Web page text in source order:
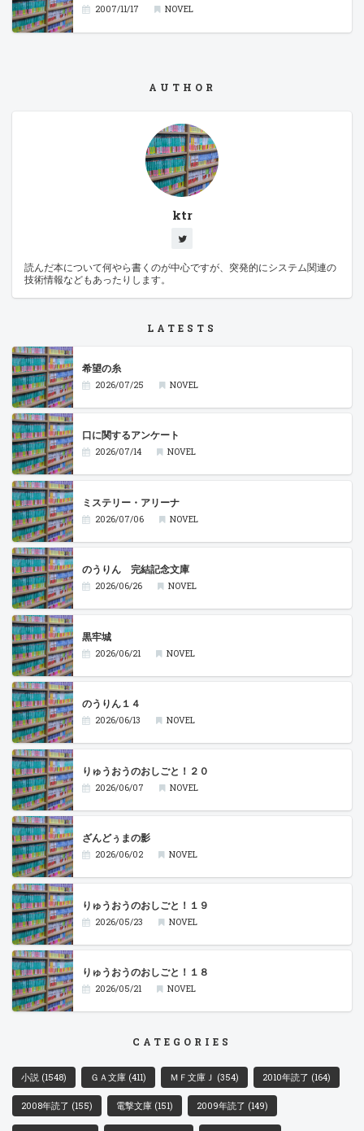
2007/11/17 NOVEL
AUTHOR
ktr
読んだ本について何やら書くのが中心ですが、突発的にシステム関連の
技術情報などもあったりします。
LATESTS
希望の糸
2026/07/25 NOVEL
口に関するアンケート
2026/07/14 NOVEL
ミステリー・アリーナ
2026/07/06 NOVEL
のうりん 完結記念文庫
2026/06/26 NOVEL
黒牢城
2026/06/21 NOVEL
のうりん１４
2026/06/13 NOVEL
りゅうおうのおしごと！２０
2026/06/07 NOVEL
ざんどぅまの影
2026/06/02 NOVEL
りゅうおうのおしごと！１９
2026/05/23 NOVEL
りゅうおうのおしごと！１８
2026/05/21 NOVEL
CATEGORIES
小説 (1548) ＧＡ文庫 (411) ＭＦ文庫Ｊ (354) 2010年読了 (164)
2008年読了 (155) 電撃文庫 (151) 2009年読了 (149)